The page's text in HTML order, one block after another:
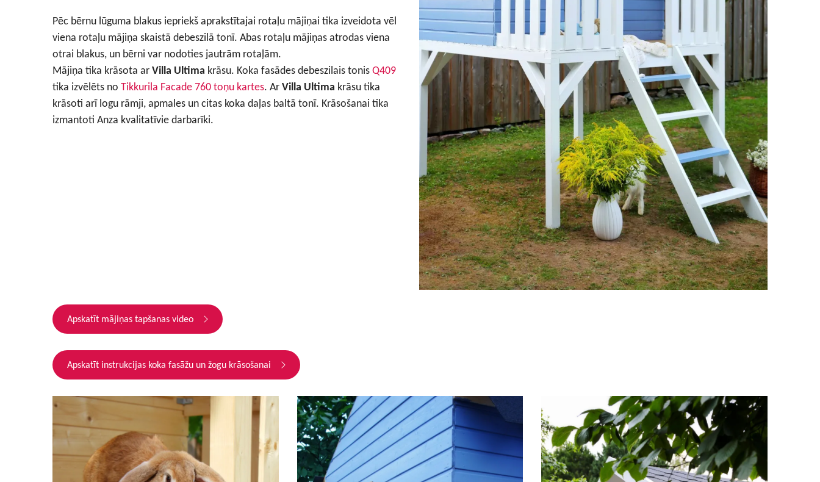
Pēc bērnu lūguma blakus iepriekš aprakstītajai rotaļu mājiņai tika izveidota vēl
viena rotaļu mājiņa skaistā debeszilā tonī. Abas rotaļu mājiņas atrodas viena
otrai blakus, un bērni var nodoties jautrām rotaļām.
Mājiņa tika krāsota arVilla Ultima krāsu. Koka fasādes debeszilais tonisQ409
tika izvēlēts noTikkurila Facade 760 toņu kartes. ArVilla Ultima krāsu tika
krāsoti arī logu rāmji, apmales un citas koka daļas baltā tonī. Krāsošanai tika
izmantoti Anza kvalitatīvie darbarīki.
Apskatīt mājiņas tapšanas video
Apskatīt instrukcijas koka fasāžu un žogu krāsošanai